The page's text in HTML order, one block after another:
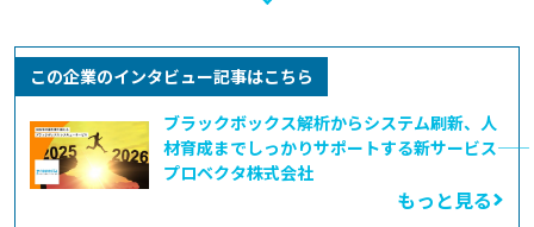
この企業のインタビュー記事はこちら
ブラックボックス解析からシステム刷新、人
材育成までしっかりサポートする新サービス――
プロベクタ株式会社
もっと見る